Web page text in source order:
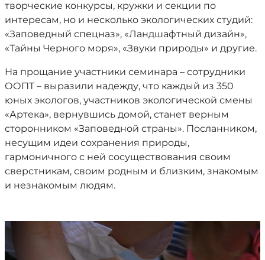
творческие конкурсы, кружки и секции по
интересам, но и несколько экологических студий:
«Заповедный спецназ», «Ландшафтный дизайн»,
«Тайны Черного моря», «Звуки природы» и другие.
На прощание участники семинара – сотрудники
ООПТ – выразили надежду, что каждый из 350
юных экологов, участников экологической смены
«Артека», вернувшись домой, станет верным
сторонником «Заповедной страны». Посланником,
несущим идеи сохранения природы,
гармоничного с ней сосуществования своим
сверстникам, своим родным и близким, знакомым
и незнакомым людям.